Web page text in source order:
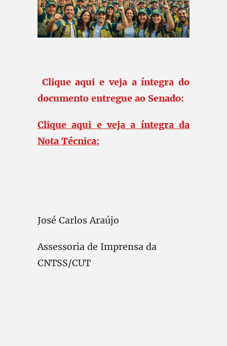
Clique aqui e veja a íntegra do
documento entregue ao Senado:
Clique aqui e veja a íntegra da
Nota Técnica:
José Carlos Araújo
Assessoria de Imprensa da
CNTSS/CUT